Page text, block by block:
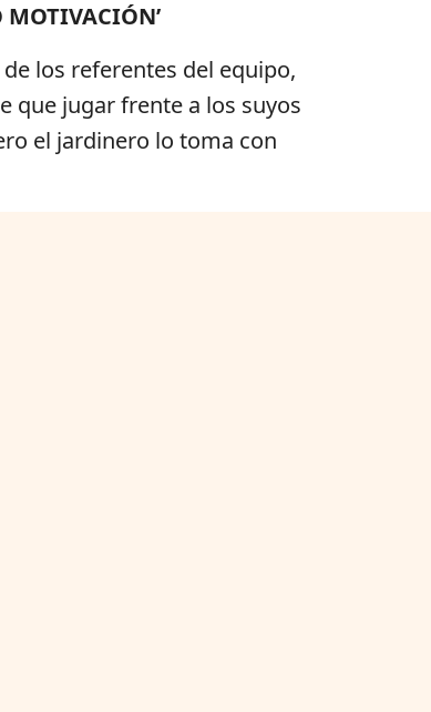
los referentes del equipo,
que jugar frente a los suyos
el jardinero lo toma con